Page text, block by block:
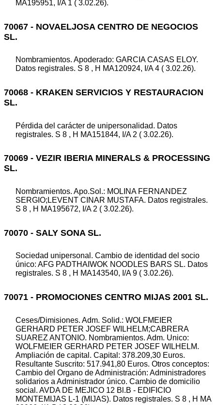
MA195951, I/A 1 ( 3.02.26).
70067 - NOVAELJOSA CENTRO DE NEGOCIOS
SL.
Nombramientos. Apoderado: GARCIA CASAS ELOY.
Datos registrales. S 8 , H MA120924, I/A 4 ( 3.02.26).
70068 - KRAKEN SERVICIOS Y RESTAURACION
SL.
Pérdida del carácter de unipersonalidad. Datos
registrales. S 8 , H MA151844, I/A 2 ( 3.02.26).
70069 - VEZIR IBERIA MINERALS & PROCESSING
SL.
Nombramientos. Apo.Sol.: MOLINA FERNANDEZ
SERGIO;LEVENT CINAR MUSTAFA. Datos registrales.
S 8 , H MA195672, I/A 2 ( 3.02.26).
70070 - SALY SONA SL.
Sociedad unipersonal. Cambio de identidad del socio
único: AFG PADTHAIWOK NOODLES BARS SL. Datos
registrales. S 8 , H MA143540, I/A 9 ( 3.02.26).
70071 - PROMOCIONES CENTRO MIJAS 2001 SL.
Ceses/Dimisiones. Adm. Solid.: WOLFMEIER
GERHARD PETER JOSEF WILHELM;CABRERA
SUAREZ ANTONIO. Nombramientos. Adm. Unico:
WOLFMEIER GERHARD PETER JOSEF WILHELM.
Ampliación de capital. Capital: 378.209,30 Euros.
Resultante Suscrito: 517.941,80 Euros. Otros conceptos:
Cambio del Organo de Administración: Administradores
solidarios a Administrador único. Cambio de domicilio
social. AVDA DE MEJICO 12 Bl.B - EDIFICIO
MONTEMIJAS L-1 (MIJAS). Datos registrales. S 8 , H MA